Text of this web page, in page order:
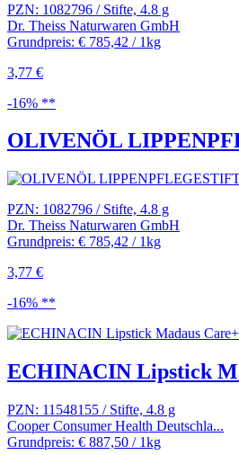
PZN: 1082796 / Stifte, 4.8 g
Dr. Theiss Naturwaren GmbH
Grundpreis: € 785,42 / 1kg
3,77 €
-16% **
OLIVENÖL
PZN: 1082796 / Stifte, 4.8 g
Dr. Theiss Naturwaren GmbH
Grundpreis: € 785,42 / 1kg
3,77 €
-16% **
ECHINACIN Lipstick
PZN: 11548155 / Stifte, 4.8 g
Cooper Consumer Health Deutschla...
Grundpreis: € 887,50 / 1kg